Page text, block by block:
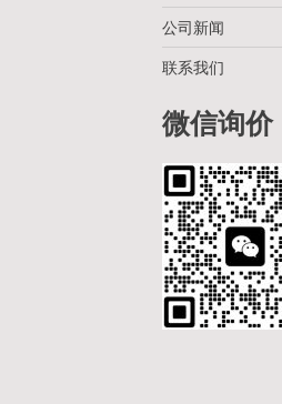
公司新闻
联系我们
微信询价